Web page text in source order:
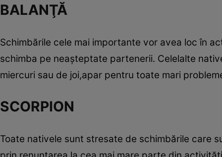
BALANŢĂ
Schimbările cele mai importante vor avea loc în
schimba pe neaşteptate partenerii. Celelalte
miercuri sau de joi,apar pentru toate mari
SCORPION
Toate nativele sunt stresate de schimbările care